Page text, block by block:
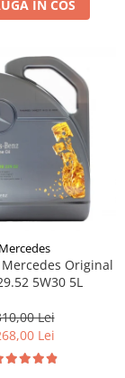
IN COS
Mercedes
Original
5W30 5L
Lei
Lei